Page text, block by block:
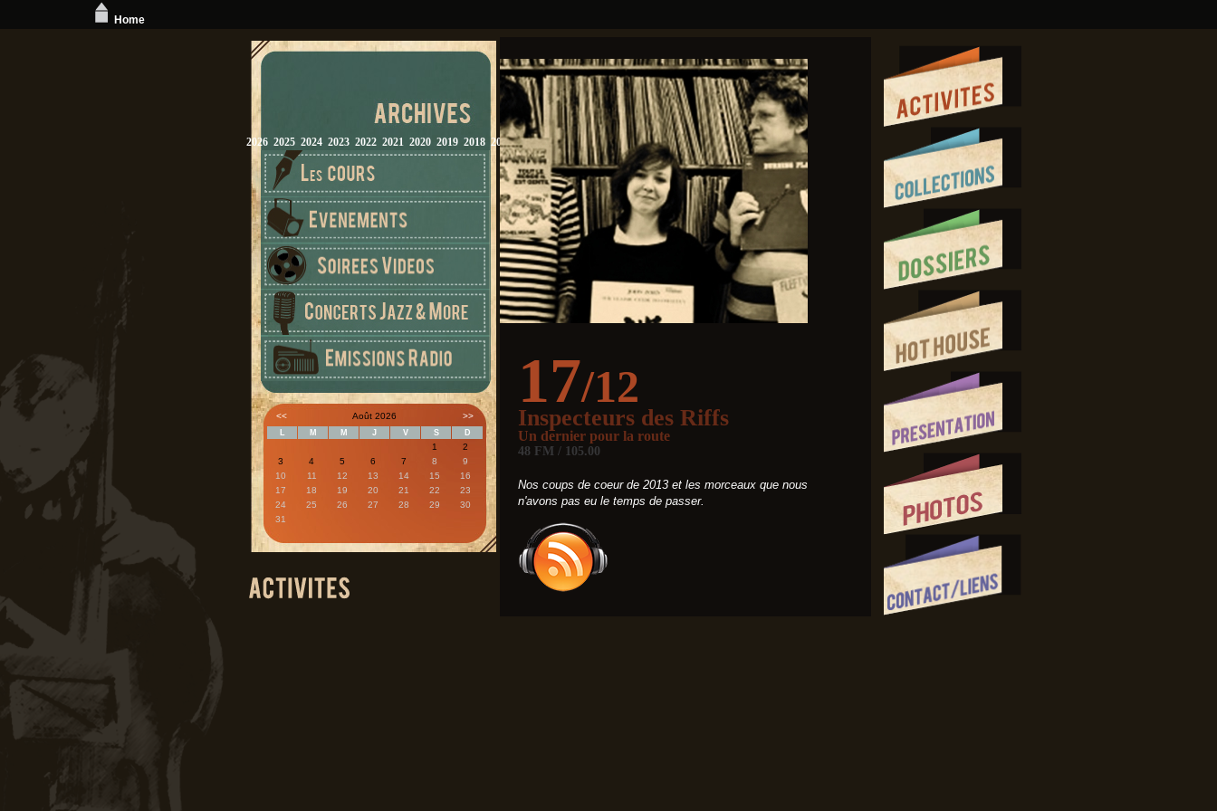
2026 2025 2024 2023 2022 2021 2020 2019 2018 2017 2016 2015 2014 2013 2012
<< Août 2026 >>
L M M J V S D
1
2
3
4 5 6 7 8
9
10
11 12 13 14 15
16
17
18 19 20 21 22
23
24
25 26 27 28 29
30
31
17/12
Inspecteurs des Riffs
Un dernier pour la route
48 FM / 105.00
Nos coups de coeur de 2013 et les morceaux que nous
n'avons pas eu le temps de passer.
Home